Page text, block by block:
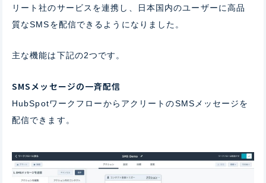
リート社のサービスを連携し、日本国内のユーザーに高品
質なSMSを配信できるようになりました。
主な機能は下記の2つです。
SMSメッセージの一斉配信
HubSpotワークフローからアクリートのSMSメッセージを
配信できます。